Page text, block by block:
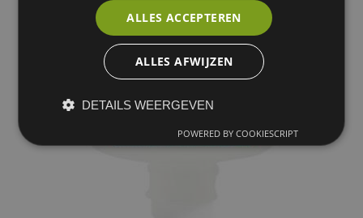
ALLES ACCEPTEREN
ALLES AFWIJZEN
DETAILS WEERGEVEN
POWERED BY COOKIESCRIPT